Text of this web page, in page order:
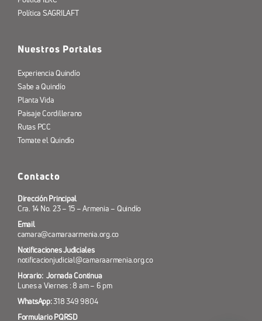
Política SAGRILAFT
Nuestros Portales
Experiencia Quindío
Sabe a Quindío
Planta Vida
Paisaje Cordillerano
Rutas PCC
Tomate el Quindío
Contacto
Dirección Principal
Cra. 14 No. 23 – 15 – Armenia – Quindío
Email
camara@camaraarmenia.org.co
Notificaciones Judiciales
notificacionjudicial@camaraarmenia.org.co
Horario: Jornada Continua
Lunes a Viernes : 8 am – 6 pm
WhatsApp:318 349 9804
Formulario PQRSD